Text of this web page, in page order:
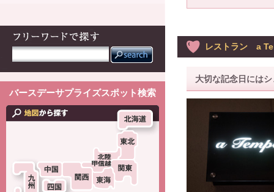
レストラン a
大切な記念日には
バースデーサプライズスポット検索